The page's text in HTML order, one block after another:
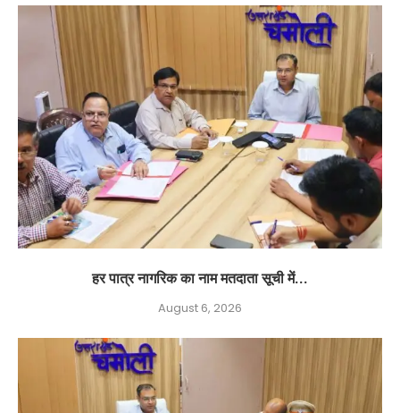
हर पात्र नागरिक का नाम मतदाता सूची में...
August 6, 2026